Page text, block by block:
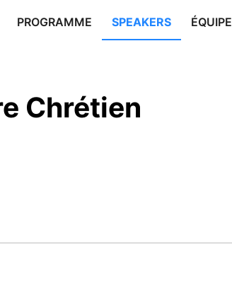
PROGRAMME SPEAKERS ÉQUIPE
Chrétien